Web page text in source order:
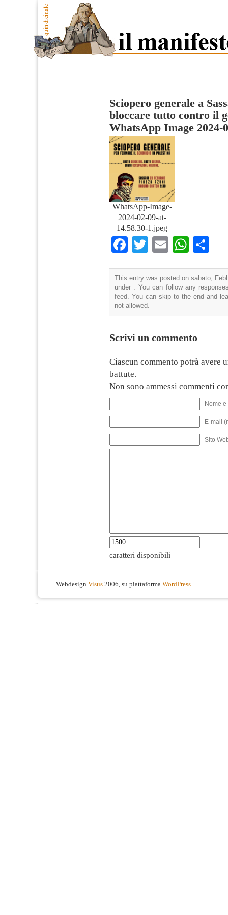
Sciopero generale a
bloccare tutto contro il
WhatsApp Image 2024-
WhatsApp-Image-
2024-02-09-at-
14.58.30-1.jpeg
Facebook
TwitterEmail
This entry was posted on sabato,
under . You can follow any
feed. You can skip to the end and
not allowed.
Scrivi un commento
Ciascun commento potrà avere
battute.
Non sono ammessi commenti
Nome
E-mail
Sito
caratteri disponibili
Webdesign Visus 2006, su piattaforma WordPress